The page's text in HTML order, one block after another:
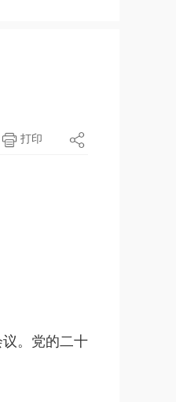
打印
。党的二十